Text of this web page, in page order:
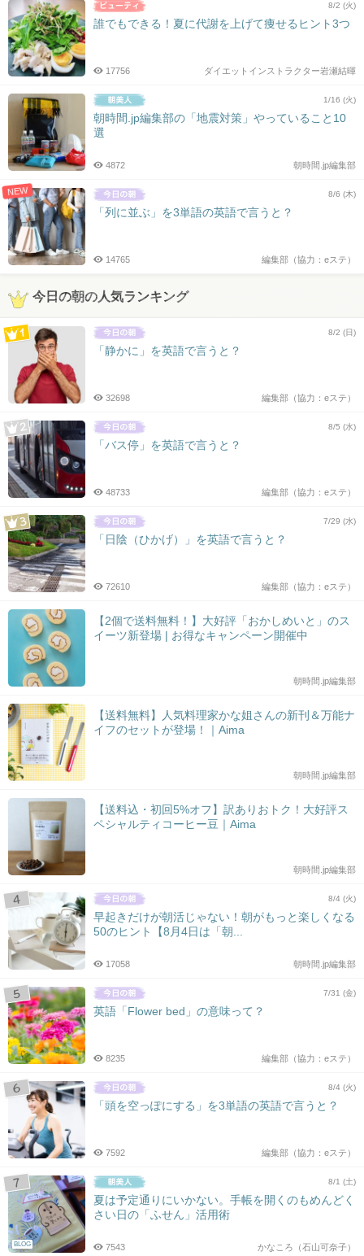
8/2 (火)
誰でもできる！夏に代謝を上げて痩せるヒント3つ
ダイエットインストラクター岩瀬結暉
17756
1/16 (火)
朝時間.jp編集部の「地震対策」やっていること10
選
朝時間.jp編集部
4872
NEW 8/6 (木)
「列に並ぶ」を3単語の英語で言うと？
編集部（協力：eステ）
14765
今日の朝の人気ランキング
8/2 (日)
「静かに」を英語で言うと？
編集部（協力：eステ）
32698
8/5 (水)
「バス停」を英語で言うと？
編集部（協力：eステ）
48733
7/29 (水)
「日陰（ひかげ）」を英語で言うと？
編集部（協力：eステ）
72610
【2個で送料無料！】大好評「おかしめいと」のス
イーツ新登場 | お得なキャンペーン開催中
朝時間.jp編集部
【送料無料】人気料理家かな姐さんの新刊＆万能ナ
イフのセットが登場！｜Aima
朝時間.jp編集部
【送料込・初回5%オフ】訳ありおトク！大好評ス
ペシャルティコーヒー豆｜Aima
朝時間.jp編集部
8/4 (火)
早起きだけが朝活じゃない！朝がもっと楽しくなる
50のヒント【8月4日は「朝...
朝時間.jp編集部
17058
7/31 (金)
英語「Flower bed」の意味って？
編集部（協力：eステ）
8235
8/4 (火)
「頭を空っぽにする」を3単語の英語で言うと？
編集部（協力：eステ）
7592
BLOG
8/1 (土)
夏は予定通りにいかない。手帳を開くのもめんどく
さい日の「ふせん」活用術
かなころ（石山可奈子）
7543